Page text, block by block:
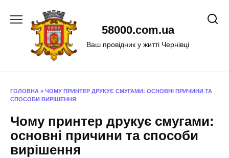
58000.com.ua
Ваш провідник у житті Чернівці
ГОЛОВНА » ЧОМУ ПРИНТЕР ДРУКУЄ СМУГАМИ: ОСНОВНІ ПРИЧИНИ ТА
СПОСОБИ ВИРІШЕННЯ
Чому принтер друкує смугами:
основні причини та способи
вирішення